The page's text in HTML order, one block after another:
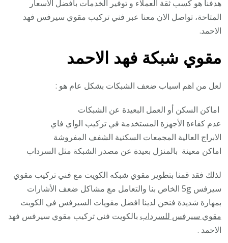
هدفنا هو كسب ثقة العملاء و توفير الخدمات بافضل الاسعار
المتاحة، تواصل الان معنا عبر فني تركيب مقوي سيرفس فهد
الاحمد.
مقوي شبكة فهد الاحمد
لعل من اهم اسباب ضعف الشبكات بشكل عام هو :
اماكن السكن أو العمل البعيدة عن الشبكات
عدم كفاءة الأجهزة المستخدمة في تركيب الواي فاي
الابراج العالية المجمعات السكنية الشفف المفروشة
اماكن معينة بالمنزل بعيدة عن مصدر الشبكة مثل السرداب
لذلك فقد قمنا بتطوير مقوي شبكه الكويت مع فني تركيب مقوي
سيرفس 5g الخاص بنا والتعامل مع مشاكل ضعف الأشارات
بمهارة شديدة فنحن لدينا افضل مقويات السيرفس في الكويت
مقوي سيرفس للسرداب بالكويت فني تركيب مقوي سيرفس فهد
الاحمد .